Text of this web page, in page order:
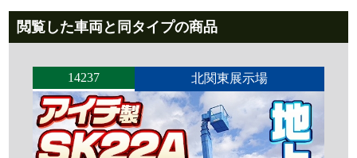
閲覧した車両と同タイプの商品
14237 北関東展示場